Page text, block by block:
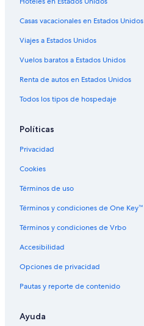
Casas vacacionales en Estados Unidos
Viajes a Estados Unidos
Vuelos baratos a Estados Unidos
Renta de autos en Estados Unidos
Todos los tipos de hospedaje
Políticas
Privacidad
Cookies
Términos de uso
Términos y condiciones de One Key™
Términos y condiciones de Vrbo
Accesibilidad
Opciones de privacidad
Pautas y reporte de contenido
Ayuda